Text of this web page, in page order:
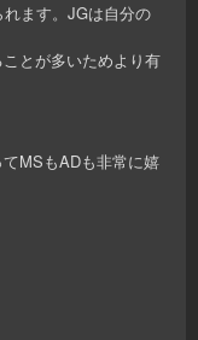
れます。JGは自分の
とが多いためより有
MSもADも非常に嬉